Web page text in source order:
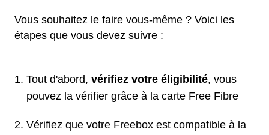
Vous souhaitez le faire vous-même ? Voici les
étapes que vous devez suivre :
Tout d'abord, vérifiez votre éligibilité, vous
pouvez la vérifier grâce à la carte Free Fibre
Vérifiez que votre Freebox est compatible à la